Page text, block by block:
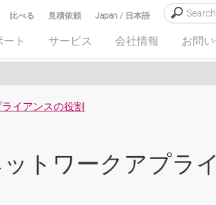
Japan / 日本語
見積依頼
比べる
ト サービス 会社情報 お問
イアンスの役割
トワークアプライ